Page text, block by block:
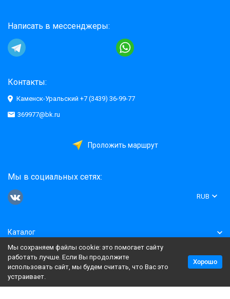
Написать в мессенджеры:
Контакты:
Каменск-Уральский +7 (3439) 36-99-77
369977@bk.ru
Проложить маршрут
Мы в социальных сетях:
RUB
Каталог
Информация
Политика персональных данных Карта сайта
Мы сохраняем файлы cookie: это помогает сайту
работать лучше. Если Вы продолжите
использовать сайт, мы будем считать, что Вас это
устраивает.
Хорошо